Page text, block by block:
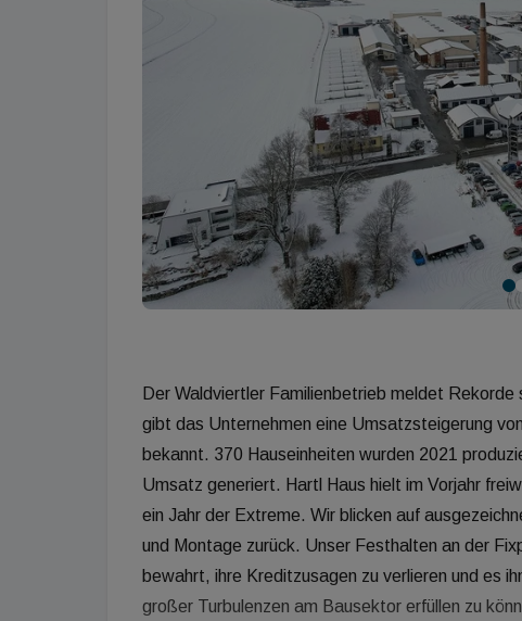
Der Waldviertler Familienbetrieb meldet
gibt das Unternehmen eine Umsatzsteigerung
bekannt. 370 Hauseinheiten wurden 2021
Umsatz generiert. Hartl Haus hielt im Vorjahr
ein Jahr der Extreme. Wir blicken auf
und Montage zurück. Unser Festhalten an der
bewahrt, ihre Kreditzusagen zu verlieren und es
großer Turbulenzen am Bausektor erfüllen zu